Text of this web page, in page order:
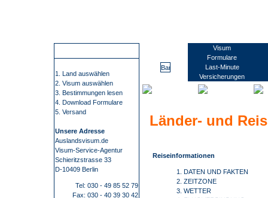
1. Land auswählen
2. Visum auswählen
3. Bestimmungen lesen
4. Download Formulare
5. Versand
Unsere Adresse
Auslandsvisum.de
Visum-Service-Agentur
Schieritzstrasse 33
D-10409 Berlin
Tel: 030 - 49 85 52 79
Fax: 030 - 40 39 30 42
Visum
Formulare
Last-Minute
Versicherungen
Länder- und
Reiseinformationen
1. DATEN UND FAKTEN
2. ZEITZONE
3. WETTER